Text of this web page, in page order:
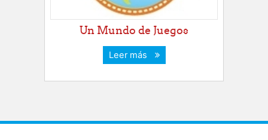
Un Mundo de Juegos
Leer más